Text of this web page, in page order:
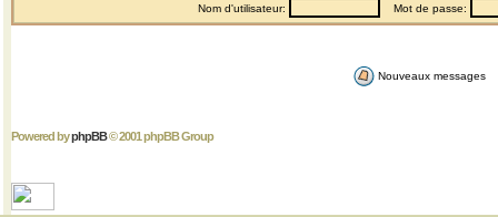
Nom d'utilisateur: Mot de passe:
Nouveaux messages
Powered byphpBB© 2001 phpBB Group